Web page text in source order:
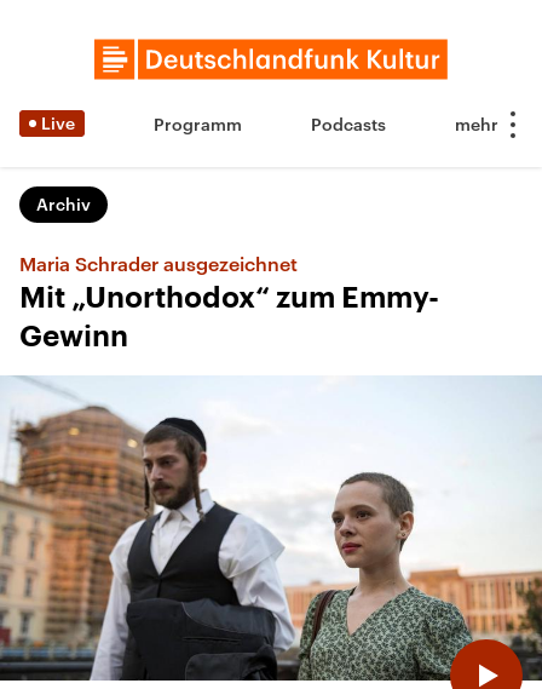
Live Programm Podcasts
Archiv
Maria Schrader ausgezeichnet
Mit „Unorthodox“ zum Emmy-
Gewinn